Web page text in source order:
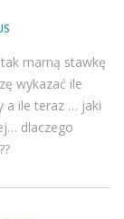
marną stawkę
wykazać ile
a ile teraz … jaki
dlaczego